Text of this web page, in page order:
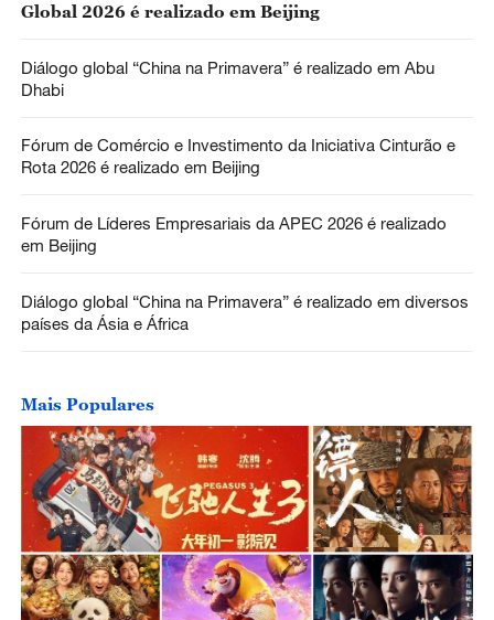
Global 2026 é realizado em Beijing
Diálogo global “China na Primavera” é realizado em Abu
Dhabi
Fórum de Comércio e Investimento da Iniciativa Cinturão e
Rota 2026 é realizado em Beijing
Fórum de Líderes Empresariais da APEC 2026 é realizado
em Beijing
Diálogo global “China na Primavera” é realizado em diversos
países da Ásia e África
Mais Populares